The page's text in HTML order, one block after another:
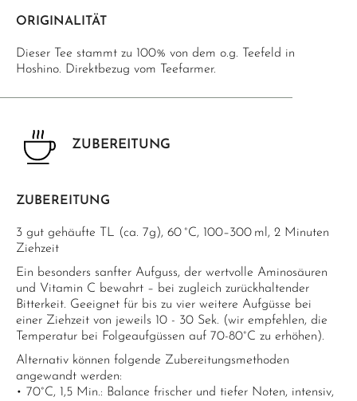
ORIGINALITÄT
Dieser Tee stammt zu 100% von dem o.g. Teefeld in
Hoshino. Direktbezug vom Teefarmer.
ZUBEREITUNG
ZUBEREITUNG
3 gut gehäufte TL (ca. 7g), 60 °C, 100–300 ml, 2 Minuten
Ziehzeit
Ein besonders sanfter Aufguss, der wertvolle Aminosäuren
und Vitamin C bewahrt – bei zugleich zurückhaltender
Bitterkeit. Geeignet für bis zu vier weitere Aufgüsse bei
einer Ziehzeit von jeweils 10 - 30 Sek. (wir empfehlen, die
Temperatur bei Folgeaufgüssen auf 70-80°C zu erhöhen).
Alternativ können folgende Zubereitungsmethoden
angewandt werden:
• 70°C, 1,5 Min.: Balance frischer und tiefer Noten, intensiv,